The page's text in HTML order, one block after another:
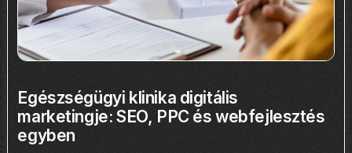
Egészségügyi klinika digitális
marketingje: SEO, PPC és webfejlesztés
egyben